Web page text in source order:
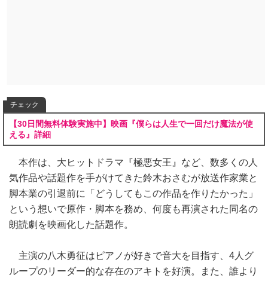
チェック
【30日間無料体験実施中】映画『僕らは人生で一回だけ魔法が使
える』詳細
本作は、大ヒットドラマ『極悪女王』など、数多くの人
気作品や話題作を手がけてきた鈴木おさむが放送作家業と
脚本業の引退前に「どうしてもこの作品を作りたかった」
という想いで原作・脚本を務め、何度も再演された同名の
朗読劇を映画化した話題作。
主演の八木勇征はピアノが好きで音大を目指す、4人グ
ループのリーダー的な存在のアキトを好演。また、誰より